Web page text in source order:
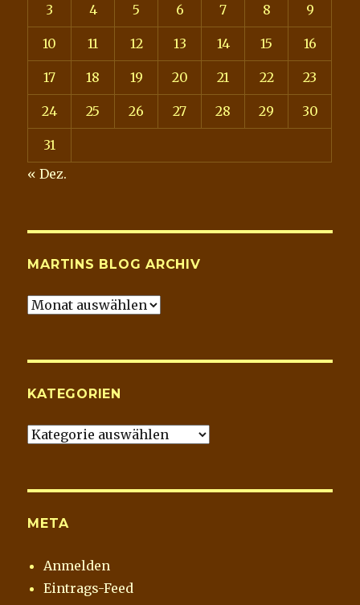
3 4 5 6 7 8 9
10 11 12 13 14 15 16
17 18 19 20 21 22 23
24 25 26 27 28 29 30
31
« Dez.
MARTINS BLOG ARCHIV
Martins
KATEGORIEN
Kategorien
META
Anmelden
Eintrags-Feed